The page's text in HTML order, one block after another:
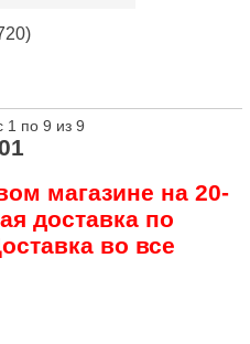
1 по 9 из 9
магазине на 20-
доставка по
во все